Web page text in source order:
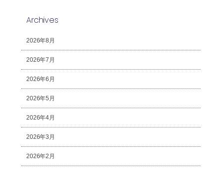
Archives
2026年8月
2026年7月
2026年6月
2026年5月
2026年4月
2026年3月
2026年2月